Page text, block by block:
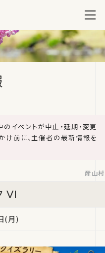
のイベントが中止・延期・変更
け前に、主催者の最新情報を
VI
産山村
(月)